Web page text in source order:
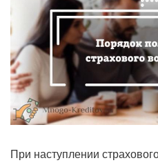
При наступлении